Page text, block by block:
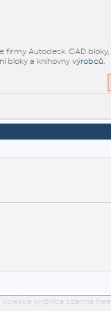
firmy Autodesk. CAD
bloky a knihovny výrobců.
knižnica zdarma